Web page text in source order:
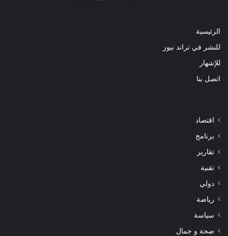
الرئيسية
للنشر في تراند نيوز
للإشهار
اتصل بنا
اقتصاد
برنامج
تقارير
تقنية
دولي
رياضة
سياسة
صحة و جمال